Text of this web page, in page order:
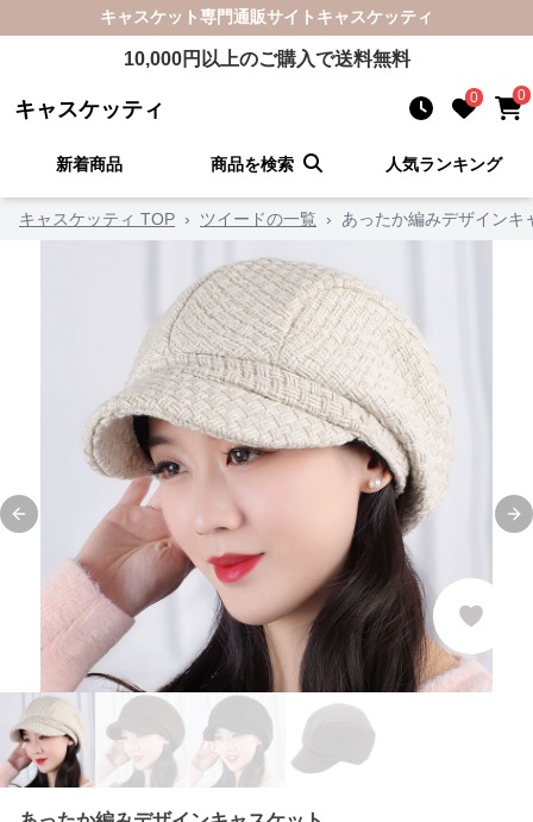
キャスケット専門通販サイト キャスケッティ
10,000円以上のご購入で送料無料
キャスケッティ 0 0
新着商品 商品を検索 人気ランキング
キャスケッティ TOP › ツイードの一覧 › あったか編みデザインキ
Previous slide